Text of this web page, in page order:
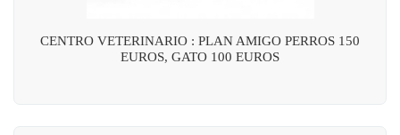
CENTRO VETERINARIO : PLAN AMIGO PERROS 150
EUROS, GATO 100 EUROS